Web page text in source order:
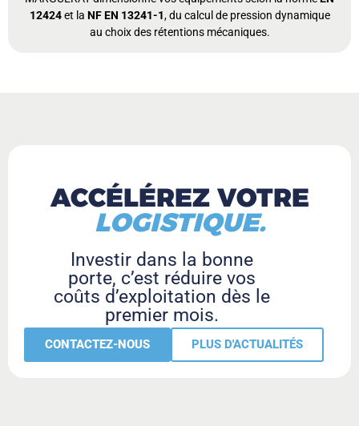
12424et la NF EN 13241-1, du calcul de pression dynamique
au choix des rétentions mécaniques.
ACCÉLÉREZ VOTRE​
LOGISTIQUE.
Investir dans la bonne
porte, c’est réduire vos
coûts d’exploitation dès le
premier mois.
CONTACTEZ-NOUS PLUS D'ACTUALITÉS